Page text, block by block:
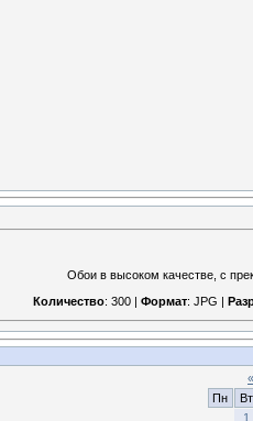
Обои в высоком качестве, с
Количество: 300 | Формат: JPG |
«
Пн
Вт
1